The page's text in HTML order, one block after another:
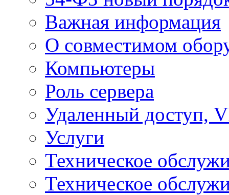
Важная информация
О совместимом
Компьютеры
Роль сервера
Удаленный доступ,
Услуги
Техническое
Техническое